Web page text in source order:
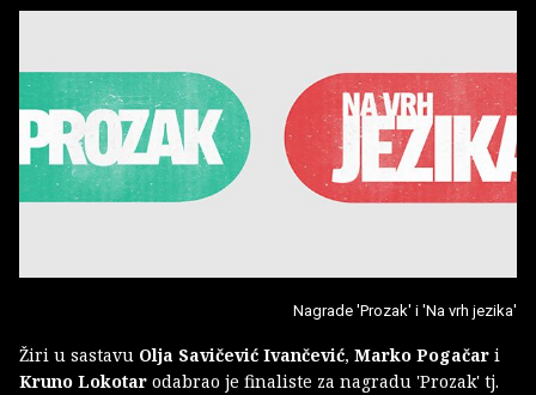
Nagrade 'Prozak' i 'Na vrh jezika'
Žiri u sastavu Olja Savičević Ivančević, Marko Pogačar i
Kruno Lokotar odabrao je finaliste za nagradu 'Prozak' tj.